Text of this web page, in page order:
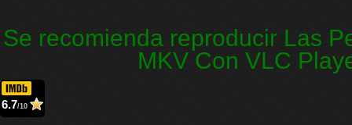
Se recomienda reproducir Las
MKV Con VLC
6.7/10